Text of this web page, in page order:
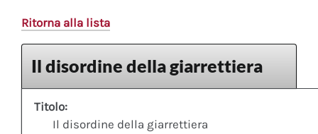
Ritorna alla lista
Il disordine della giarrettiera
Titolo:
Il disordine della giarrettiera